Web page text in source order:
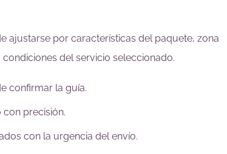
ajustarse por características del paquete, zona
del servicio seleccionado.
confirmar la guía.
precisión.
con la urgencia del envío.